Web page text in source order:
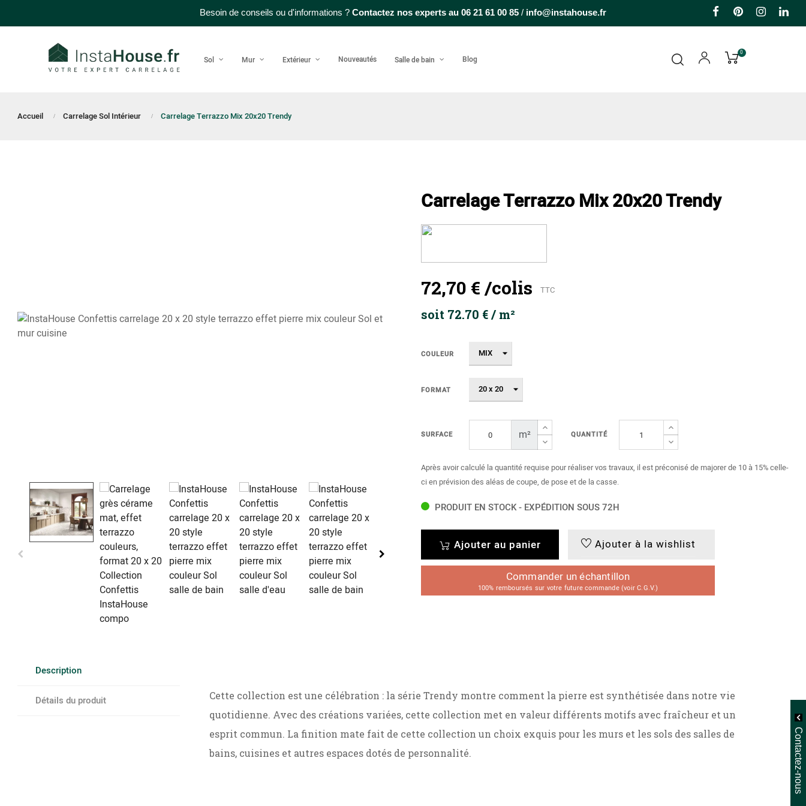
Besoin de conseils ou d'informations ? Contactez nos experts au 06 21 61 00 85 / info@instahouse.fr FacebookPinterest
Sol Mur Extérieur Nouveautés Salle de bain Blog
0
Accueil Carrelage Sol Intérieur Carrelage Terrazzo Mix 20x20 Trendy
Carrelage Terrazzo Mix 20x20 Trendy
72,70 € /colis TTC
soit 72.70 € / m²
COULEUR
FORMAT
SURFACE m² QUANTITÉ
Après avoir calculé la quantité requise pour réaliser vos travaux, il est préconisé de majorer de 10 à 15% celle-
ci en prévision des aléas de coupe, de pose et de la casse.
PRODUIT EN STOCK - EXPÉDITION SOUS 72H
Ajouter au panier Ajouter à la wishlist
Commander un échantillon
100% remboursés sur votre future commande (voir C.G.V.)
Description
Détails du produit
Cette collection est une célébration : la série Trendy montre comment la pierre est synthétisée dans notre vie
quotidienne. Avec des créations variées, cette collection met en valeur différents motifs avec fraîcheur et un
esprit commun. La finition mate fait de cette collection un choix exquis pour les murs et les sols des salles de
bains, cuisines et autres espaces dotés de personnalité.
Contactez-nous